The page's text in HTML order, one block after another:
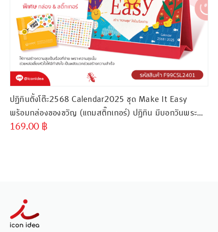
ปฏิทินตั้งโต๊ะ2568 Calendar2025 ชุด Make It Easy
พร้อมกล่องของขวัญ (แถมสติ๊กเกอร์) ปฏิทิน มีบอกวันพระ
วันหยุด
169.00 ฿